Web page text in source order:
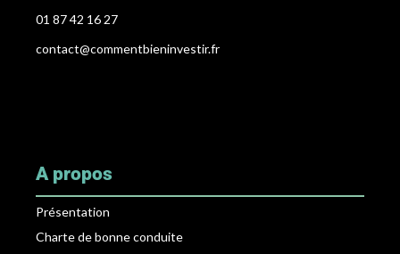
01 87 42 16 27
contact@commentbieninvestir.fr
A propos
Présentation
Charte de bonne conduite